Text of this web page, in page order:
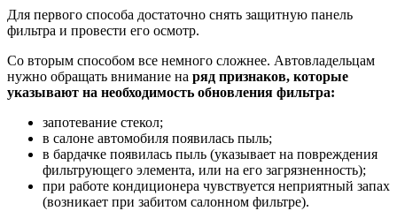
Для первого способа достаточно снять защитную панель
фильтра и провести его осмотр.
Со вторым способом все немного сложнее. Автовладельцам
нужно обращать внимание на ряд признаков, которые
указывают на необходимость обновления фильтра:
запотевание стекол;
в салоне автомобиля появилась пыль;
в бардачке появилась пыль (указывает на повреждения
фильтрующего элемента, или на его загрязненность);
при работе кондиционера чувствуется неприятный запах
(возникает при забитом салонном фильтре).